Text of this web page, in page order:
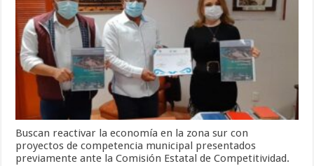
Buscan reactivar la economía en la zona sur con
proyectos de competencia municipal presentados
previamente ante la Comisión Estatal de Competitividad.